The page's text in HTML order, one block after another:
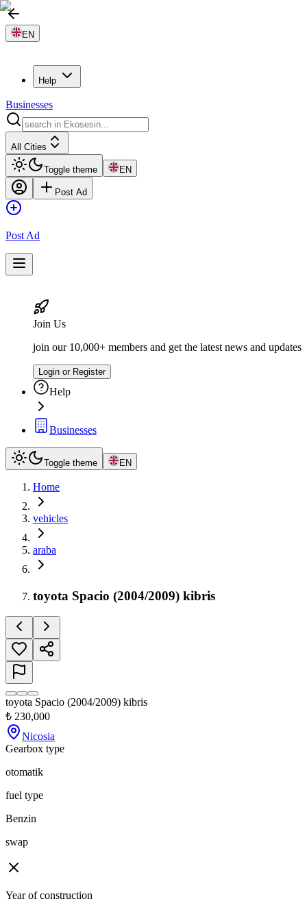
EN
Help
Businesses
All Cities
Toggle theme EN
Post Ad
Post Ad
Join Us
join our 10,000+ members and get the latest news and updates
Login or Register
Help
Businesses
Toggle theme EN
Home
vehicles
araba
toyota Spacio (2004/2009) kibris
toyota Spacio (2004/2009) kibris
₺ 230,000
Nicosia
Gearbox type
otomatik
fuel type
Benzin
swap
Year of construction